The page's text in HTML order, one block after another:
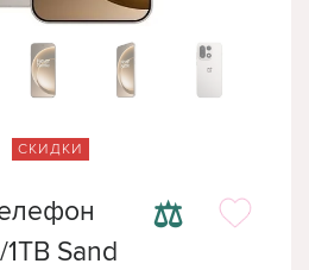
СКИДКИ
⚖
Sand